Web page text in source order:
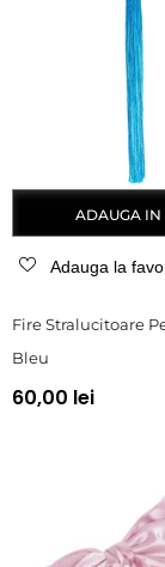
ADAUGA IN
Adauga la
Fire Stralucitoare
Bleu
60,00 lei